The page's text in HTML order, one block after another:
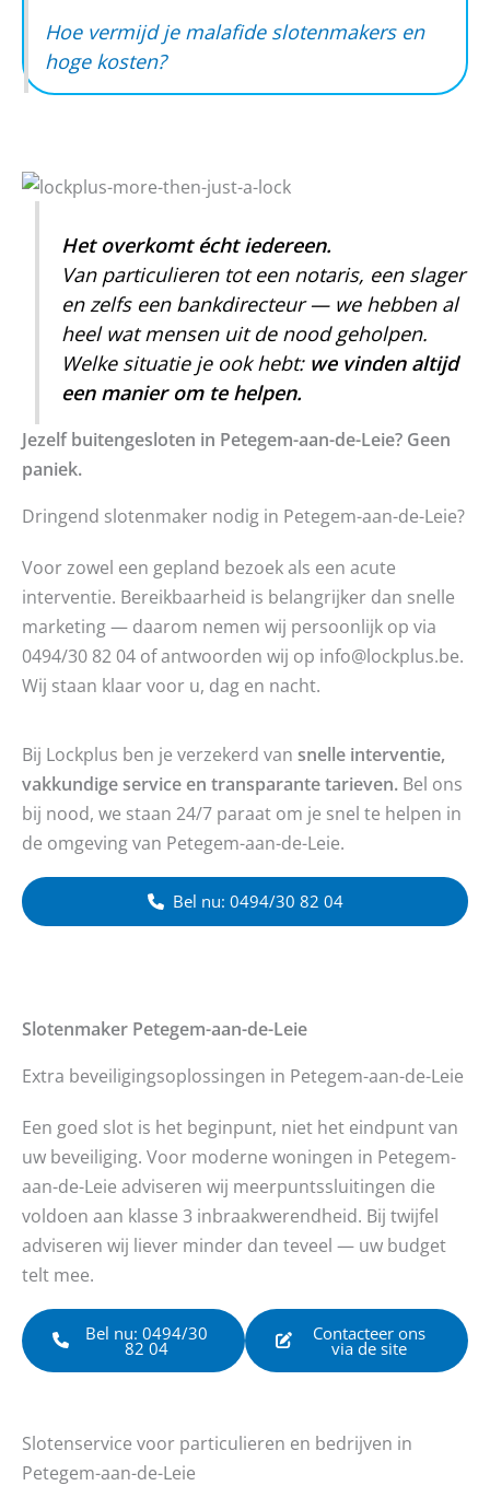
Hoe vermijd je malafide slotenmakers en
hoge kosten?
Het overkomt écht iedereen.
Van particulieren tot een notaris, een slager
en zelfs een bankdirecteur — we hebben al
heel wat mensen uit de nood geholpen.
Welke situatie je ook hebt: we vinden altijd
een manier om te helpen.
Jezelf buitengesloten in Petegem-aan-de-Leie? Geen
paniek.
Dringend slotenmaker nodig in Petegem-aan-de-Leie?
Voor zowel een gepland bezoek als een acute
interventie. Bereikbaarheid is belangrijker dan snelle
marketing — daarom nemen wij persoonlijk op via
0494/30 82 04 of antwoorden wij op info@lockplus.be.
Wij staan klaar voor u, dag en nacht.
Bij Lockplus ben je verzekerd van snelle interventie,
vakkundige service en transparante tarieven. Bel ons
bij nood, we staan 24/7 paraat om je snel te helpen in
de omgeving van Petegem-aan-de-Leie.
Bel nu: 0494/30 82 04
Slotenmaker Petegem-aan-de-Leie
Extra beveiligingsoplossingen in Petegem-aan-de-Leie
Een goed slot is het beginpunt, niet het eindpunt van
uw beveiliging. Voor moderne woningen in Petegem-
aan-de-Leie adviseren wij meerpuntssluitingen die
voldoen aan klasse 3 inbraakwerendheid. Bij twijfel
adviseren wij liever minder dan teveel — uw budget
telt mee.
Bel nu: 0494/30
82 04
Contacteer ons
via de site
Slotenservice voor particulieren en bedrijven in
Petegem-aan-de-Leie